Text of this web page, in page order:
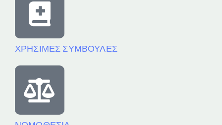
ΧΡΗΣΙΜΕΣ ΣΥΜΒΟΥΛΕΣ